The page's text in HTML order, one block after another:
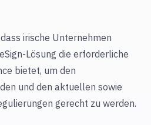
irische Unternehmen
Lösung die erforderliche
bietet, um den
und den aktuellen sowie
gerecht zu werden.